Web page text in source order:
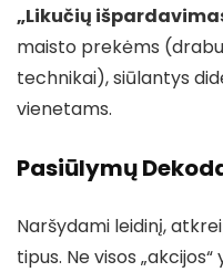
„Likučių
maisto prekėms
technikai), siūlantys
vienetams.
Pasiūlymų
Naršydami leidinį,
tipus. Ne visos